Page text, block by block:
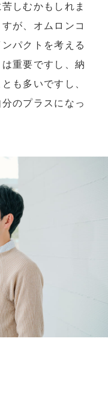
しむかもしれま
が、オムロンコ
パクトを考える
重要ですし、納
も多いですし、
のプラスになっ